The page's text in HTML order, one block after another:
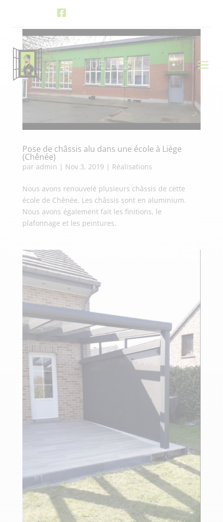

a
Pose de châssis alu dans une école à Liège
(Chênée)
par admin | Nov 3, 2019 | Réalisations
Nous avons renouvelé plusieurs châssis de cette
école de Chênée. Les châssis sont en aluminium.
Nous avons également fait les finitions, le
plafonnage et les peintures.